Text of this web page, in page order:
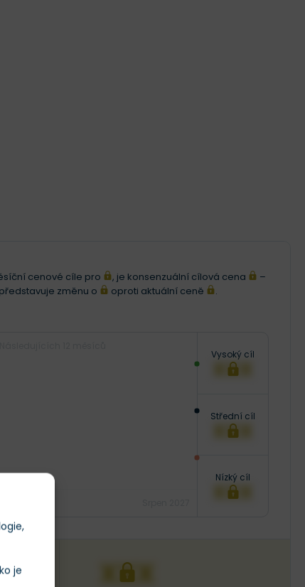
je
cenové cíle pro , je konsenzuální cílová cena
–
změnu o oproti aktuální ceně .
Vysoký cíl
XXX
Střední cíl
XXX
Nízký cíl
XXX
XXX